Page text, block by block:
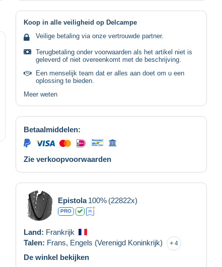
Koop in alle veiligheid op Delcampe
Veilige betaling via onze vertrouwde partner.
Terugbetaling onder voorwaarden als het artikel niet is
geleverd of niet overeenkomt met de beschrijving.
Een menselijk team dat er alles aan doet om u een
oplossing te bieden.
Meer weten
Betaalmiddelen:
Zie verkoopvoorwaarden
Epistola 100% (22822x)
PRO
Land: Frankrijk
Talen: Frans, Engels (Verenigd Koninkrijk) 4
De winkel bekijken